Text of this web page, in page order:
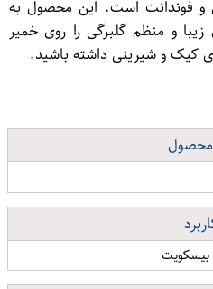
و فوندانت است. این محصول به
و منظم گلبرگی را روی خمیر
کیک و شیرینی داشته باشید.
محصول
بیسکویت